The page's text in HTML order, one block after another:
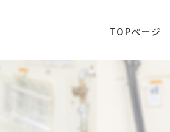
TOPページ